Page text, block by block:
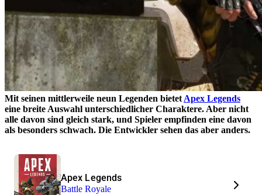
Mit seinen mittlerweile neun Legenden bietet Apex Legends
eine breite Auswahl unterschiedlicher Charaktere. Aber nicht
alle davon sind gleich stark, und Spieler empfinden eine davon
als besonders schwach. Die Entwickler sehen das aber anders.
Apex Legends
Battle Royale